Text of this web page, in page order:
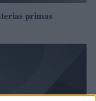
primas